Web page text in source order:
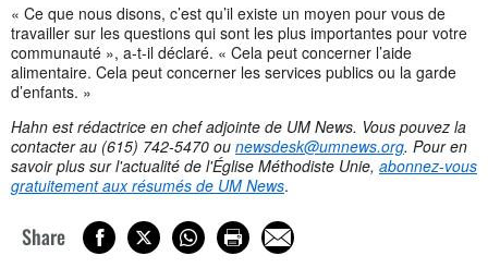
« Ce que nous disons, c’est qu’il existe un moyen pour vous de
travailler sur les questions qui sont les plus importantes pour votre
communauté », a-t-il déclaré. « Cela peut concerner l’aide
alimentaire. Cela peut concerner les services publics ou la garde
d’enfants. »
Hahn est rédactrice en chef adjointe de UM News. Vous pouvez la
contacter au (615) 742-5470 ou newsdesk@umnews.org. Pour en
savoir plus sur l'actualité de l'Église Méthodiste Unie, abonnez-vous
gratuitement aux résumés de UM News.
Share